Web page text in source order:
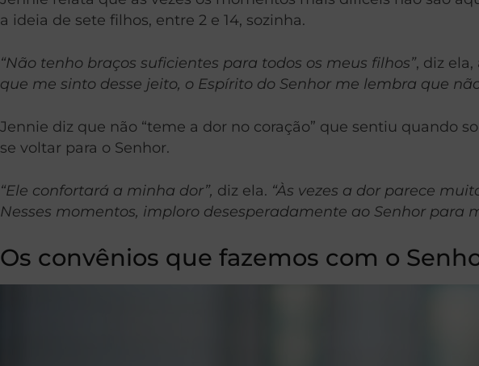
a ideia de sete filhos, entre 2 e 14, sozinha.
“Não tenho braços suficientes para todos os meus filhos”, diz
que me sinto desse jeito, o Espírito do Senhor me lembra que
Jennie diz que não “teme a dor no coração” que sentiu quando
se voltar para o Senhor.
“Ele confortará a minha dor”, diz ela. “Às vezes a dor parece
Nesses momentos, imploro desesperadamente ao Senhor para
Os convênios que fazemos com o